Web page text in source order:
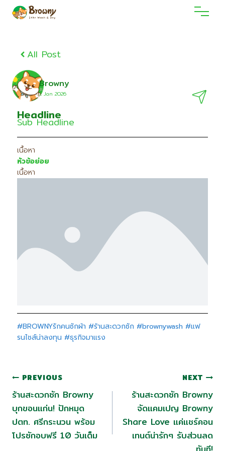
All Post
Browny
2 Jan 2O26
Headline
Sub Headline
เนื้อหา
หัวข้อย่อย
เนื้อหา
#BROWNYรักคนซักผ้า #ร้านสะดวกซัก #brownywash #แฟ
รนไชส์น่าลงทุน #ธุรกิจมาแรง
PREVIOUS
ร้านสะดวกซัก Browny
บุกขอนแก่น! ปักหมุด
ปตท. ศรีกระนวน พร้อม
โปรซักอบฟรี 10 วันเต็ม
NEXT
ร้านสะดวกซัก Browny
จัดแคมเปญ Browny
Share Love แค่แชร์คอน
เทนต์น่ารักๆ รับส่วนลด